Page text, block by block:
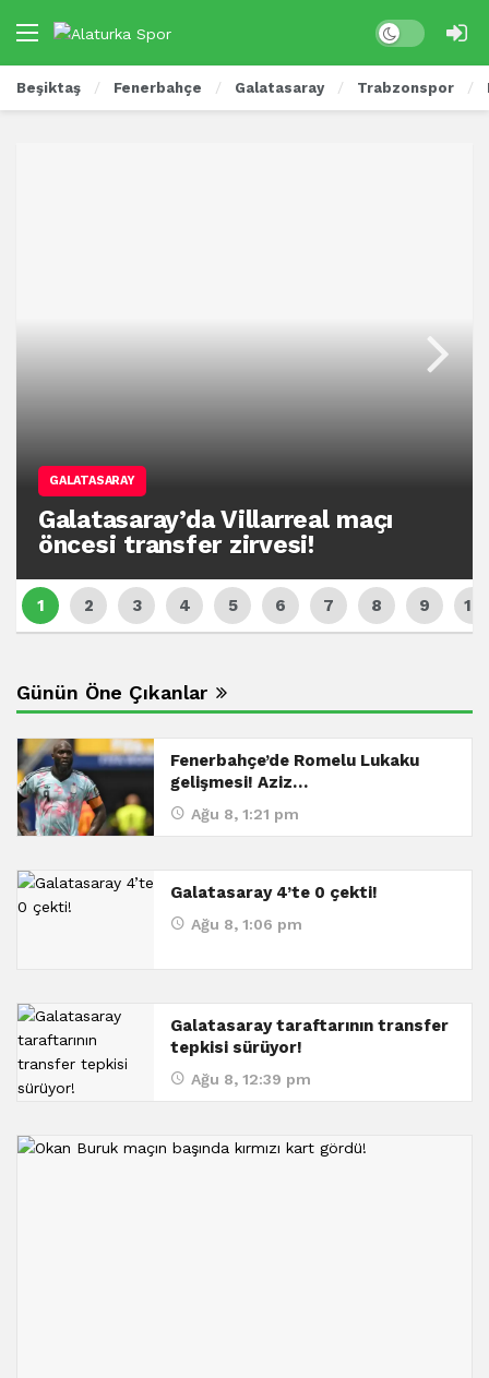
Beşiktaş Fenerbahçe Galatasaray Trabzonspor
GALATASARAY
Galatasaray’da Villarreal maçı
öncesi transfer zirvesi!
Günün Öne Çıkanlar
Fenerbahçe’de Romelu Lukaku
gelişmesi! Aziz…
Ağu 8, 1:21 pm
Galatasaray 4’te 0 çekti!
Ağu 8, 1:06 pm
Galatasaray taraftarının transfer
tepkisi sürüyor!
Ağu 8, 12:39 pm